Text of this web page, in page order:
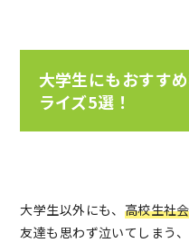
大学生にもおすす
ライズ5選！
大学生以外にも、 高校生社
友達も思わず泣いてしまう